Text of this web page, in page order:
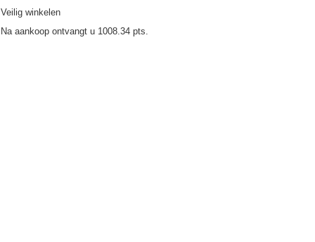
Veilig winkelen
Na aankoop ontvangt u 1008.34 pts.